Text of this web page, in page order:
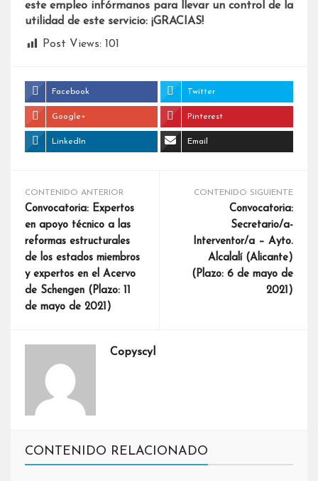
este empleo infórmanos para llevar un control de la
utilidad de este servicio: ¡GRACIAS!
Post Views: 101
Facebook Twitter
Google+ Pinterest
LinkedIn Email
CONTENIDO ANTERIOR
Convocatoria: Expertos
en apoyo técnico a las
reformas estructurales
de los estados miembros
y expertos en el Acervo
de Schengen (Plazo: 11
de mayo de 2021)
CONTENIDO SIGUIENTE
Convocatoria:
Secretario/a-
Interventor/a – Ayto.
Alcalalí (Alicante)
(Plazo: 6 de mayo de
2021)
Copyscyl
CONTENIDO RELACIONADO